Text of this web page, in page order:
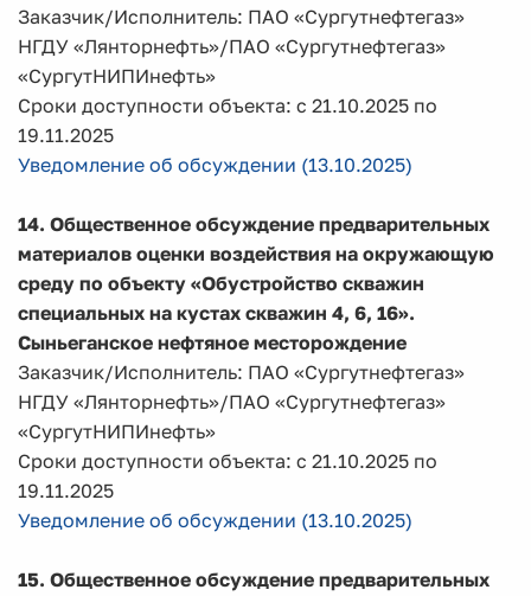
Заказчик/Исполнитель: ПАО «Сургутнефтегаз»
НГДУ «Лянторнефть»/ПАО «Сургутнефтегаз»
«СургутНИПИнефть»
Сроки доступности объекта: с 21.10.2025 по
19.11.2025
Уведомление об обсуждении (13.10.2025)
14. Общественное обсуждение предварительных
материалов оценки воздействия на окружающую
среду по объекту «Обустройство скважин
специальных на кустах скважин 4, 6, 16».
Сыньеганское нефтяное месторождение
Заказчик/Исполнитель: ПАО «Сургутнефтегаз»
НГДУ «Лянторнефть»/ПАО «Сургутнефтегаз»
«СургутНИПИнефть»
Сроки доступности объекта: с 21.10.2025 по
19.11.2025
Уведомление об обсуждении (13.10.2025)
15. Общественное обсуждение предварительных